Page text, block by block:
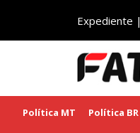
Expediente |
Política MT Política BR